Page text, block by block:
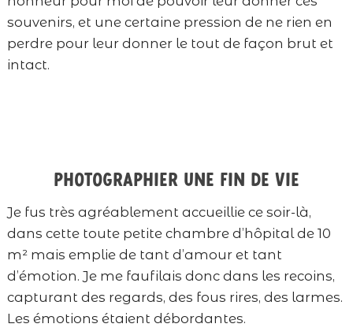
souvenirs, et une certaine pression de ne rien en
perdre pour leur donner le tout de façon brut et
intact.
Photographier une fin de vie
Je fus très agréablement accueillie ce soir-là,
dans cette toute petite chambre d’hôpital de 10
m² mais emplie de tant d’amour et tant
d’émotion. Je me faufilais donc dans les recoins,
capturant des regards, des fous rires, des larmes.
Les émotions étaient débordantes.